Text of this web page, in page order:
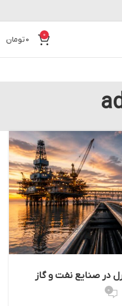
0
0تومان
در صنایع نفت و گاز
0